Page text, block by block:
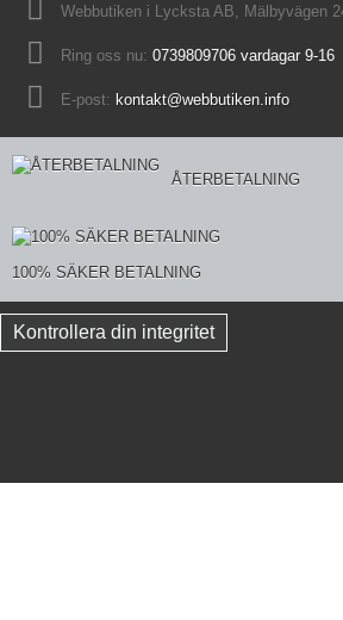
Webbutiken i Lycksta AB, Mälbyvägen
Ring oss nu: 0739809706 vardagar 9-16
E-post: kontakt@webbutiken.info
ÅTERBETALNING
100% SÄKER BETALNING
Kontrollera din integritet